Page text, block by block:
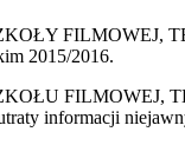
FILMOWEJ,
2015/2016.
FILMOWEJ,
informacji